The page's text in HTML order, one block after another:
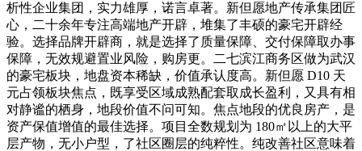
析性企业集团，实力雄厚，诺言卓著。新但愿地产传承集团匠
心，二十余年专注高端地产开辟，堆集了丰硕的豪宅开辟经
验。选择品牌开辟商，就是选择了质量保障、交付保障取办事
保障，无效规避置业风险，购房更。二七滨江商务区做为武汉
的豪宅板块，地盘资本稀缺，价值承认度高。新但愿 D10 天
元占领板块焦点，既享受区域成熟配套取成长盈利，又具有相
对静谧的栖身，地段价值不问可知。焦点地段的优良房产，是
资产保值增值的最佳选择。项目全数规划为 180㎡以上的大平
层产物，无小户型，了社区圈层的纯粹性。纯改善社区意味着